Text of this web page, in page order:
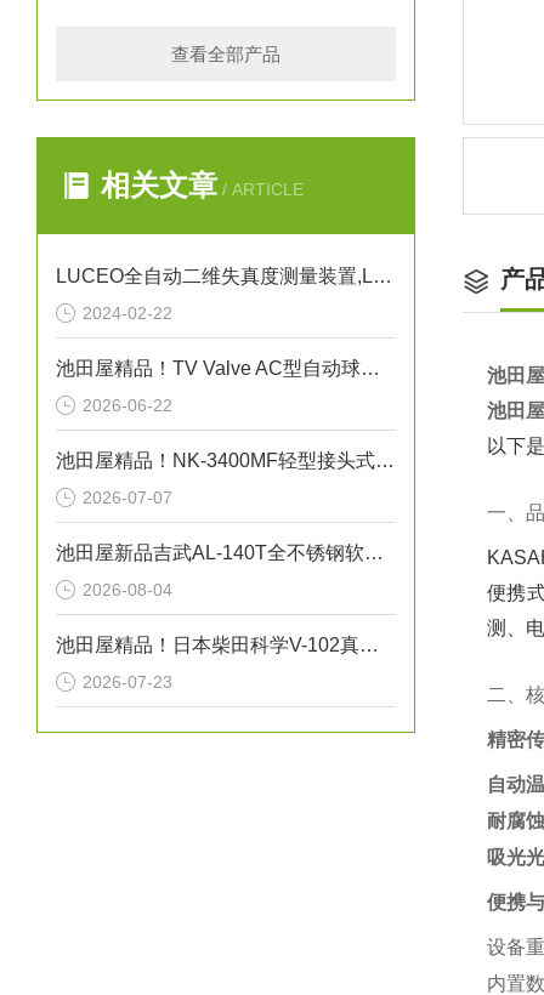
查看全部产品
相关文章 / ARTICLE
LUCEO全自动二维失真度测量装置,LSM-9000LE讲解
2024-02-22
池田屋精品！TV Valve AC型自动球阀（双作用）参数介绍
2026-06-22
池田屋精品！NK-3400MF轻型接头式（真空法兰）金属软管技术参数与应用解析
2026-07-07
池田屋新品吉武AL-140T全不锈钢软密封安全泄压阀正式发布
2026-08-04
池田屋精品！日本柴田科学V-102真空系统
2026-07-23
产
池田
池田
以下
一、
便携
测、
二、
精密
自动
耐腐
吸光
便携
设备
内置